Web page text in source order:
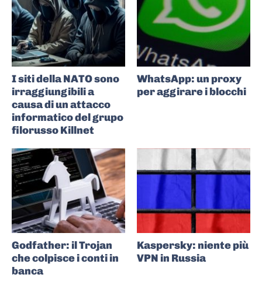
I siti della NATO sono
irraggiungibili a
causa di un attacco
informatico del grupo
filorusso Killnet
WhatsApp: un proxy
per aggirare i blocchi
Godfather: il Trojan
che colpisce i conti in
banca
Kaspersky: niente più
VPN in Russia